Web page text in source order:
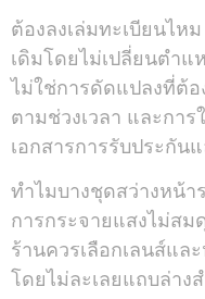
ต้องลงเล่มทะเบียนไห
เดิมโดยไม่เปลี่ยนตำ
ไม่ใช่การดัดแปลงที่ต้
ตามช่วงเวลา และกา
เอกสารการรับประกัน
ทำไมบางชุดสว่างหน้
การกระจายแสงไม่สม
ร้านควรเลือกเลนส์แ
โดยไม่ละเลยแถบล่าง